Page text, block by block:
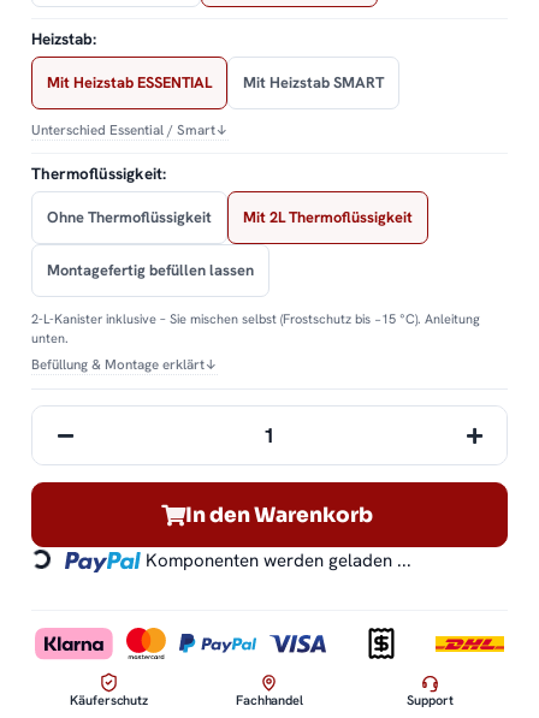
Heizstab:
Mit Heizstab ESSENTIAL Mit Heizstab SMART
Unterschied Essential / Smart↓
Thermoflüssigkeit:
Ohne Thermoflüssigkeit Mit 2L Thermoflüssigkeit
Montagefertig befüllen lassen
2-L-Kanister inklusive – Sie mischen selbst (Frostschutz bis −15 °C). Anleitung
unten.
Befüllung & Montage erklärt↓
In den Warenkorb
Loading... Komponenten werden geladen ...
Käuferschutz Fachhandel Support